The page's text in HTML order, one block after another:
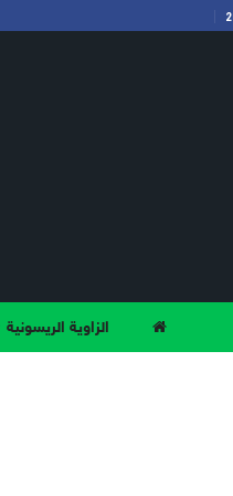
الزاوية الريسونية